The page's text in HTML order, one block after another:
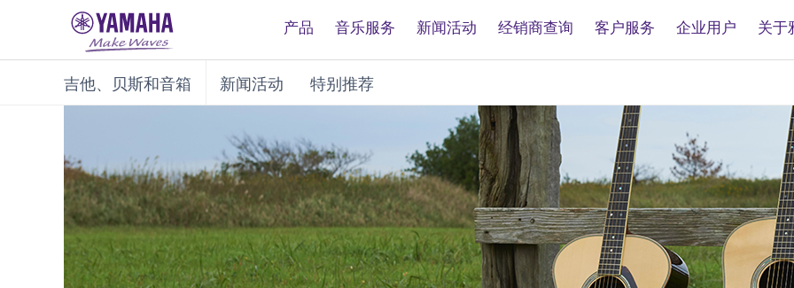
产品 音乐服务 新闻活动 经销商查询 客户服务 企业用户 关于
吉他、贝斯和音箱 新闻活动 特别推荐